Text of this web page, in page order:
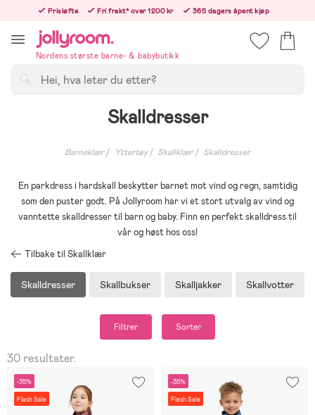
innehållet
Prisløfte Fri frakt* over 1200 kr
365 dagers åpent kjøp
Nordens største barne- & babybutikk
Skalldresser
Barneklær Yttertøy Skallklær Skalldresser
En parkdress i hardskall beskytter barnet mot vind og regn, samtidig
som den puster godt. På Jollyroom har vi et stort utvalg av vind og
vanntette skalldresser til barn og baby. Finn en perfekt skalldress til
vår og høst hos oss!
Tilbake til Skallklær
Skalldresser Skallbukser Skalljakker Skallvotter
Filtrer Sorter
30 resultater.
-35%
Flash Sale
-35%
Flash Sale